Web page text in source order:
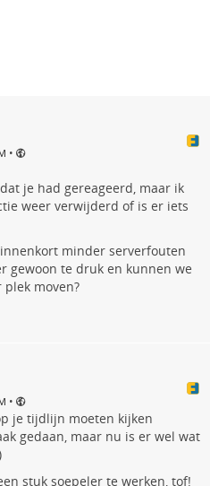
•
je had gereageerd, maar ik
weer verwijderd of is er iets
minder serverfouten
gewoon te druk en kunnen we
moven?
•
je tijdlijn moeten kijken
gedaan, maar nu is er wel wat
stuk soepeler te werken, tof!